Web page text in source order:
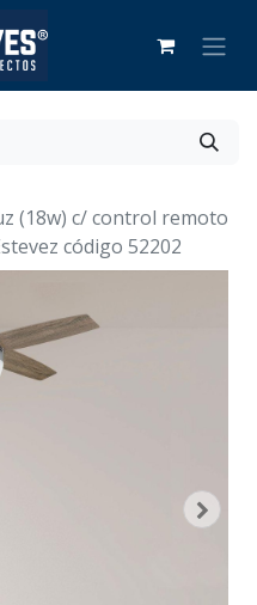
(18w) c/ control remoto
código 52202